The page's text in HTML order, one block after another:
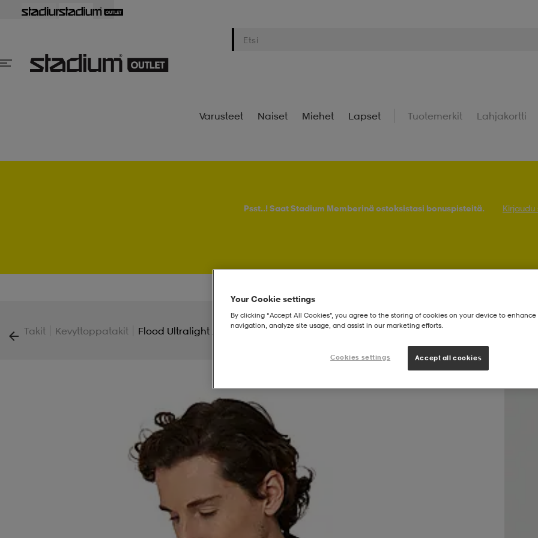
Varusteet Naiset Miehet Lapset Tuotemerkit Lahjakortti
Psst..! Saat Stadium Memberinä ostoksistasi bonuspisteitä. Kirjaudu
Takit Kevyttoppatakit Flood Ultralight Jacket M
Your Cookie settings
By clicking “Accept All Cookies”, you agree to the storing of cookies on your device to enhance
navigation, analyze site usage, and assist in our marketing efforts.
Cookies settings Accept all cookies